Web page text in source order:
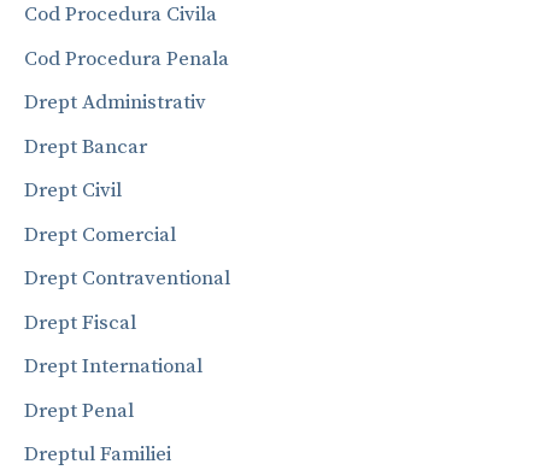
Cod Procedura Civila
Cod Procedura Penala
Drept Administrativ
Drept Bancar
Drept Civil
Drept Comercial
Drept Contraventional
Drept Fiscal
Drept International
Drept Penal
Dreptul Familiei